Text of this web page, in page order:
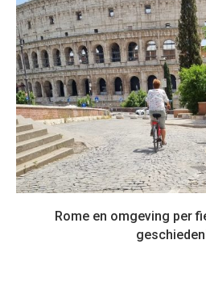
Rome en omgeving per